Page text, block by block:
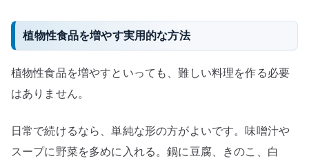
植物性食品を増やす実用的な方法
植物性食品を増やすといっても、難しい料理を作る必要
はありません。
日常で続けるなら、単純な形の方がよいです。味噌汁や
スープに野菜を多めに入れる。鍋に豆腐、きのこ、白